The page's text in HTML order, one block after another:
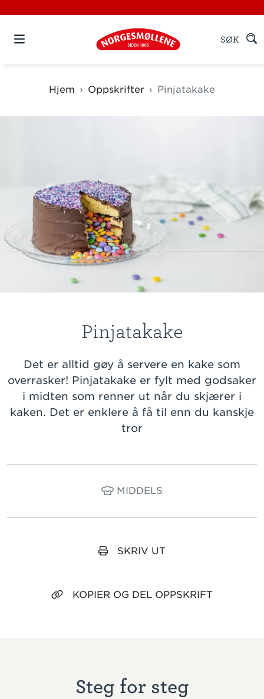
SØK
Hjem Oppskrifter Pinjatakake
Pinjatakake
Det er alltid gøy å servere en kake som
overrasker! Pinjatakake er fylt med godsaker
i midten som renner ut når du skjærer i
kaken. Det er enklere å få til enn du kanskje
tror
MIDDELS
SKRIV UT
KOPIER OG DEL OPPSKRIFT
Steg for steg